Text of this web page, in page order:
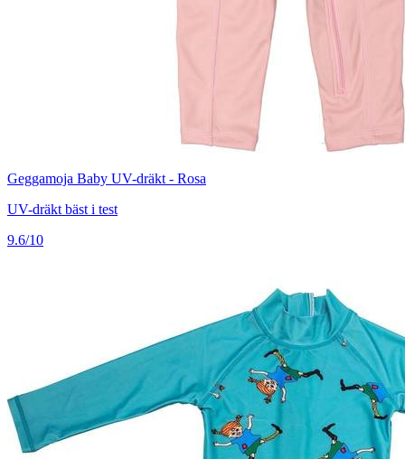
Geggamoja Baby UV-dräkt - Rosa
UV-dräkt bäst i test
9.6/10